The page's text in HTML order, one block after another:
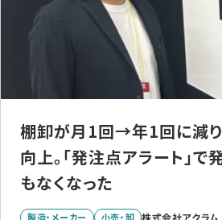
棚卸が月1回→年1回に減り
向上。「発注点アラート」
もなくなった
製造・メーカー 小売・卸 株式会社アクラム